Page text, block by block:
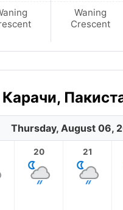
Waning
Crescent
Thursday, August 06,
20 21